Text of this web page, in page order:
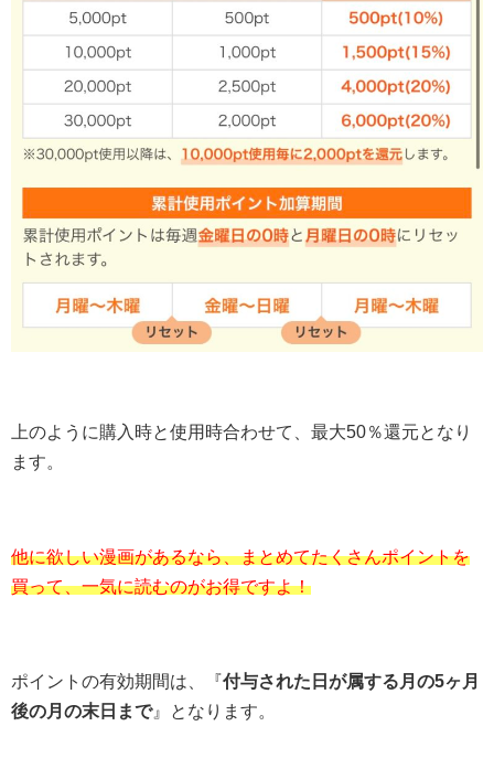
上のように購入時と使用時合わせて、最大50％還元となり
ます。
他に欲しい漫画があるなら、まとめてたくさんポイントを
買って、一気に読むのがお得ですよ！
ポイントの有効期間は、『付与された日が属する月の5ヶ月
後の月の末日まで』となります。